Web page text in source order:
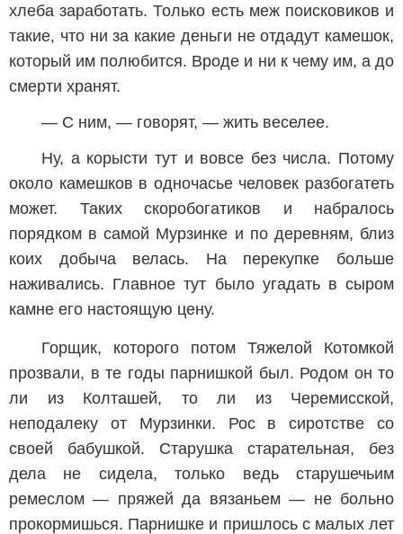
хлеба заработать. Только есть меж поисковиков и
такие, что ни за какие деньги не отдадут камешок,
который им полюбится. Вроде и ни к чему им, а до
смерти хранят.
— С ним, — говорят, — жить веселее.
Ну, а корысти тут и вовсе без числа. Потому
около камешков в одночасье человек разбогатеть
может. Таких скоробогатиков и набралось
порядком в самой Мурзинке и по деревням, близ
коих добыча велась. На перекупке больше
наживались. Главное тут было угадать в сыром
камне его настоящую цену.
Горщик, которого потом Тяжелой Котомкой
прозвали, в те годы парнишкой был. Родом он то
ли из Колташей, то ли из Черемисской,
неподалеку от Мурзинки. Рос в сиротстве со
своей бабушкой. Старушка старательная, без
дела не сидела, только ведь старушечьим
ремеслом — пряжей да вязаньем — не больно
прокормишься. Парнишке и пришлось с малых лет